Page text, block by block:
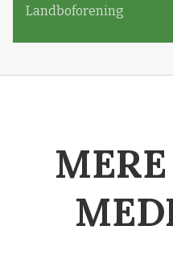
Landboforening